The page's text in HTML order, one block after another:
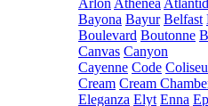
Arlon Athenea
Bayona Bayur Belfast
Boulevard Boutonne
Canvas Canyon
Cayenne Code
Cream Cream
Eleganza Elyt Enna